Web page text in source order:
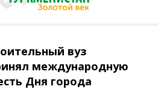
вуз
международную
Дня города